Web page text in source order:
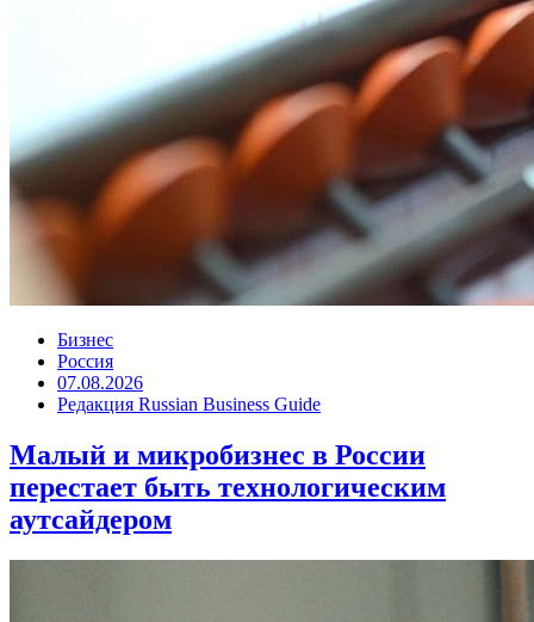
Бизнес
Россия
07.08.2026
Редакция Russian Business Guide
Малый и микробизнес в России
перестает быть технологическим
аутсайдером